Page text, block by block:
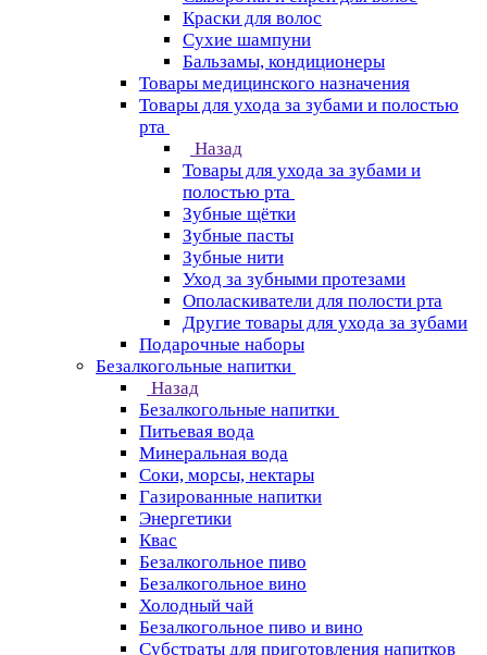
Краски для волос
Сухие шампуни
Бальзамы, кондиционеры
Товары медицинского назначения
Товары для ухода за зубами и полостью
рта
Назад
Товары для ухода за зубами и
полостью рта
Зубные щётки
Зубные пасты
Зубные нити
Уход за зубными протезами
Ополаскиватели для полости рта
Другие товары для ухода за зубами
Подарочные наборы
Безалкогольные напитки
Назад
Безалкогольные напитки
Питьевая вода
Минеральная вода
Соки, морсы, нектары
Газированные напитки
Энергетики
Квас
Безалкогольное пиво
Безалкогольное вино
Холодный чай
Безалкогольное пиво и вино
Субстраты для приготовления напитков